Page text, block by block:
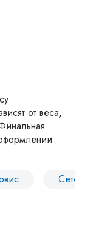
от веса,